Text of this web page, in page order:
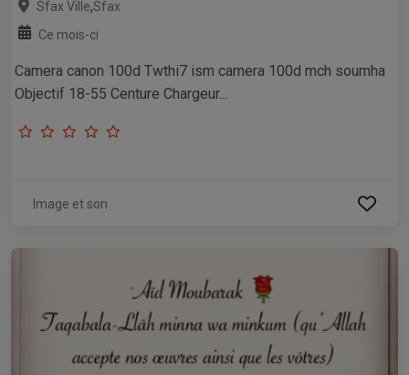
Sfax Ville,Sfax
Ce mois-ci
Camera canon 100d Twthi7 ism camera 100d mch soumha
Objectif 18-55 Centure Chargeur...
Image et son